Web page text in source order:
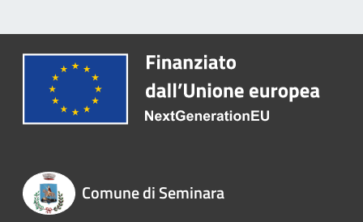
Comune di Seminara